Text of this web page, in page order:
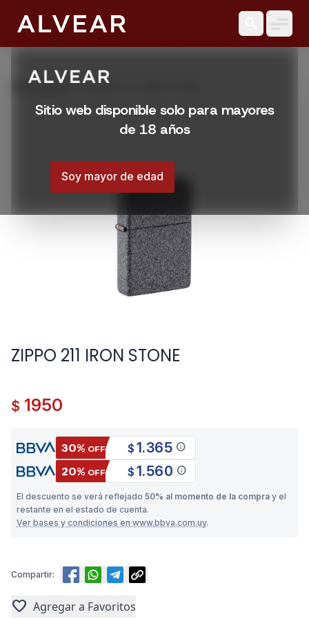
Sitio web disponible solo para mayores
de 18 años
Soy mayor de edad
Productos ZIPPO 211 IRON STONE
ZIPPO 211 IRON STONE
$ 1950
30% OFF $ 1.365 info
20% OFF $ 1.560 info
El descuento se verá reflejado 50% al momento de la compra y el
restante en el estado de cuenta.
Ver bases y condiciones en www.bbva.com.uy.
Compartir:
favorite Agregar a Favoritos